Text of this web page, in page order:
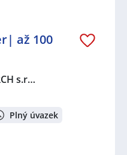
až 100
s.r…
Plný úvazek